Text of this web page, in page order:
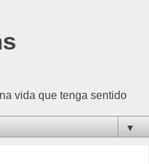
vida que tenga sentido
▼